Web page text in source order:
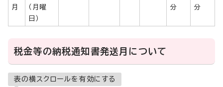
月
（月曜
日）
分
分
税金等の納税通知書発送月について
表の横スクロールを有効にする